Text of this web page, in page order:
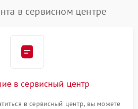
в сервисном центре
в сервисный центр
в сервисный центр, вы можете